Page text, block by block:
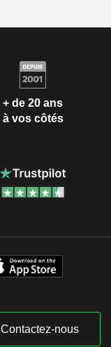
+ de 20 ans
à vos côtés
Contactez-nous